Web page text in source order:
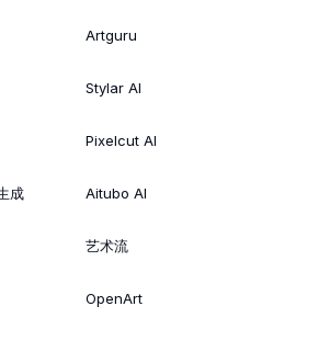
成
Artguru
Stylar AI
Pixelcut AI
Aitubo AI
艺术流
OpenArt